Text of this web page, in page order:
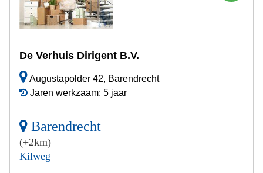
De Verhuis Dirigent B.V.
Augustapolder 42, Barendrecht
Jaren werkzaam: 5 jaar
Barendrecht
(+2km)
Kilweg